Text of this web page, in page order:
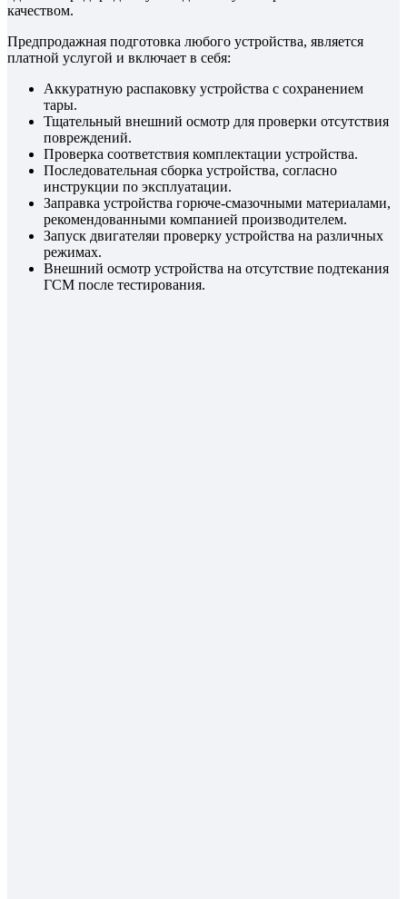
качеством.
Предпродажная подготовка любого устройства, является
платной услугой и включает в себя:
Аккуратную распаковку устройства с сохранением
тары.
Тщательный внешний осмотр для проверки отсутствия
повреждений.
Проверка соответствия комплектации устройства.
Последовательная сборка устройства, согласно
инструкции по эксплуатации.
Заправка устройства горюче-смазочными материалами,
рекомендованными компанией производителем.
Запуск двигателяи проверку устройства на различных
режимах.
Внешний осмотр устройства на отсутствие подтекания
ГСМ после тестирования.